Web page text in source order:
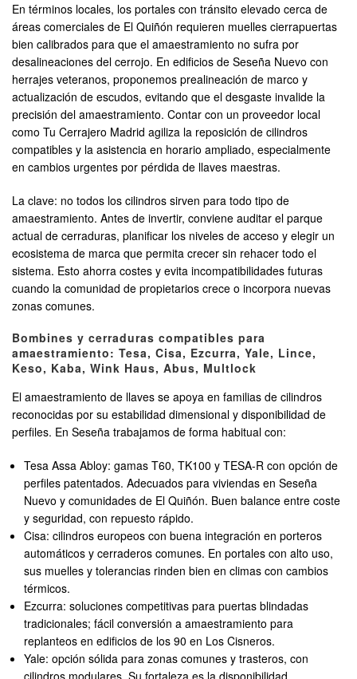
En términos locales, los portales con tránsito elevado cerca de
áreas comerciales de El Quiñón requieren muelles cierrapuertas
bien calibrados para que el amaestramiento no sufra por
desalineaciones del cerrojo. En edificios de Seseña Nuevo con
herrajes veteranos, proponemos prealineación de marco y
actualización de escudos, evitando que el desgaste invalide la
precisión del amaestramiento. Contar con un proveedor local
como Tu Cerrajero Madrid agiliza la reposición de cilindros
compatibles y la asistencia en horario ampliado, especialmente
en cambios urgentes por pérdida de llaves maestras.
La clave: no todos los cilindros sirven para todo tipo de
amaestramiento. Antes de invertir, conviene auditar el parque
actual de cerraduras, planificar los niveles de acceso y elegir un
ecosistema de marca que permita crecer sin rehacer todo el
sistema. Esto ahorra costes y evita incompatibilidades futuras
cuando la comunidad de propietarios crece o incorpora nuevas
zonas comunes.
Bombines y cerraduras compatibles para
amaestramiento: Tesa, Cisa, Ezcurra, Yale, Lince,
Keso, Kaba, Wink Haus, Abus, Multlock
El amaestramiento de llaves se apoya en familias de cilindros
reconocidas por su estabilidad dimensional y disponibilidad de
perfiles. En Seseña trabajamos de forma habitual con:
Tesa Assa Abloy: gamas T60, TK100 y TESA-R con opción de
perfiles patentados. Adecuados para viviendas en Seseña
Nuevo y comunidades de El Quiñón. Buen balance entre coste
y seguridad, con repuesto rápido.
Cisa: cilindros europeos con buena integración en porteros
automáticos y cerraderos comunes. En portales con alto uso,
sus muelles y tolerancias rinden bien en climas con cambios
térmicos.
Ezcurra: soluciones competitivas para puertas blindadas
tradicionales; fácil conversión a amaestramiento para
replanteos en edificios de los 90 en Los Cisneros.
Yale: opción sólida para zonas comunes y trasteros, con